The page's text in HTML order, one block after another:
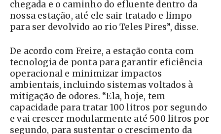
chegada e o caminho do efluente dentro da
nossa estação, até ele sair tratado e limpo
para ser devolvido ao rio Teles Pires”, disse.
De acordo com Freire, a estação conta com
tecnologia de ponta para garantir eficiência
operacional e minimizar impactos
ambientais, incluindo sistemas voltados à
mitigação de odores. “Ela, hoje, tem
capacidade para tratar 100 litros por segundo
e vai crescer modularmente até 500 litros por
segundo, para sustentar o crescimento da